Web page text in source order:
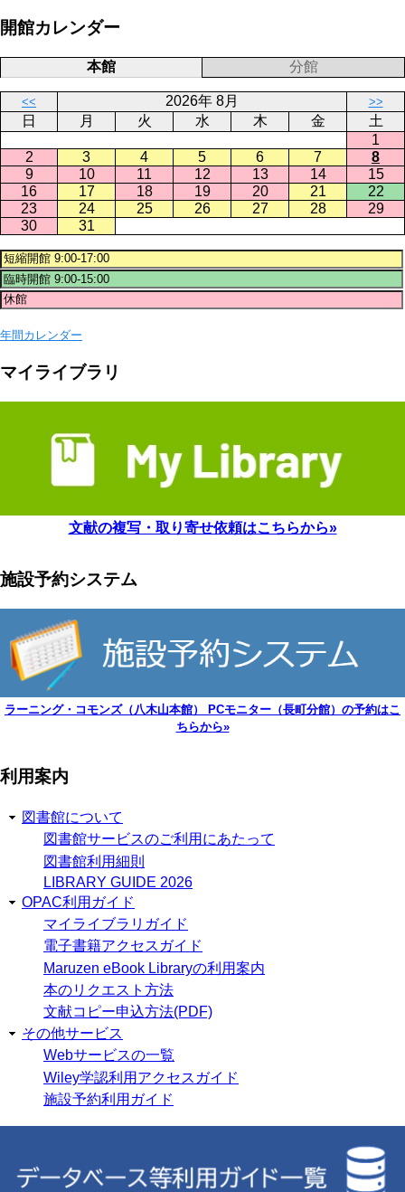
開館カレンダー
本館 分館
<< 2026年 8月 >>
日 月 火 水 木 金
土
1
2
3 4 5 6 7
8
9
10 11 12 13 14
15
16
17 18 19 20 21
22
23
24 25 26 27 28
29
30
31
年間カレンダー
マイライブラリ
文献の複写・取り寄せ依頼はこちらから»
施設予約システム
ラーニング・コモンズ（八木山本館） PCモニター（長町分館）の予約はこ
ちらから»
利用案内
図書館について
図書館サービスのご利用にあたって
図書館利用細則
LIBRARY GUIDE 2026
OPAC利用ガイド
マイライブラリガイド
電子書籍アクセスガイド
Maruzen eBook Libraryの利用案内
本のリクエスト方法
文献コピー申込方法(PDF)
その他サービス
Webサービスの一覧
Wiley学認利用アクセスガイド
施設予約利用ガイド